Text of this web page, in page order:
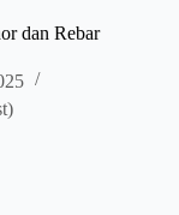
dan Rebar